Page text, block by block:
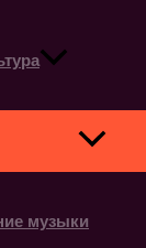
музыки